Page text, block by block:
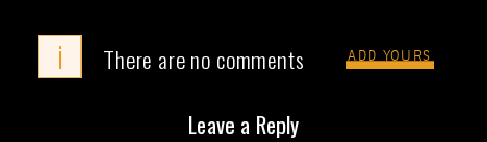
i There are no comments ADD YOURS
Leave a Reply